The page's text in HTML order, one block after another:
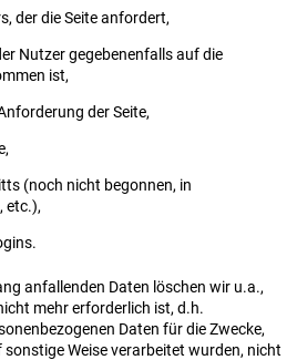
der die Seite anfordert,
Nutzer gegebenenfalls auf die
ist,
der Seite,
(noch nicht begonnen, in
etc.),
anfallenden Daten löschen wir u.a.,
mehr erforderlich ist, d.h.
Daten für die Zwecke,
Weise verarbeitet wurden, nicht